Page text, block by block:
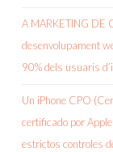
A MARKETING DE
desenvolupament
90% dels usuaris
Un iPhone CPO
certificado por
estrictos controles